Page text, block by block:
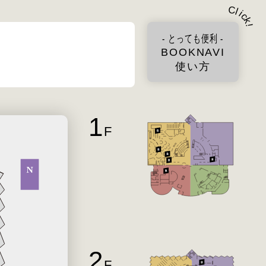
Cli
c
k
!
- とっても便利 -
BOOKNAVI
使い方
1F